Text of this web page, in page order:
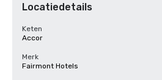
Locatiedetails
Keten
Accor
Merk
Fairmont Hotels